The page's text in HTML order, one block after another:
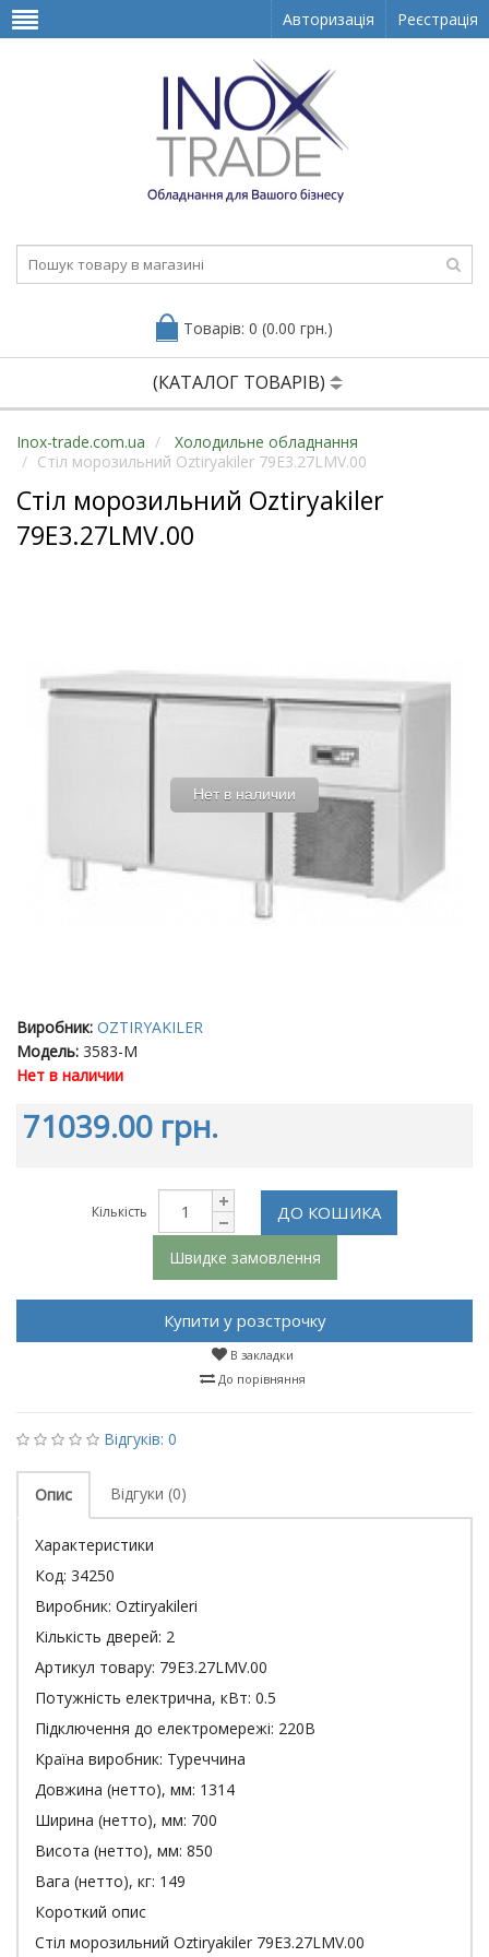
Авторизація Реєстрація
Товарів: 0 (0.00 грн.)
(КАТАЛОГ ТОВАРІВ)
Inox-trade.com.ua
Холодильне обладнання
Стіл морозильний Oztiryakiler 79E3.27LMV.00
Стіл морозильний Oztiryakiler
79E3.27LMV.00
Нет в наличии
Виробник: OZTIRYAKILER
Модель: 3583-M
Нет в наличии
71039.00 грн.
Кількість ДО КОШИКА
Швидке замовлення
Купити у розстрочку
В закладки
До порівняння
Відгуків: 0
Опис Відгуки (0)
Характеристики
Код: 34250
Виробник: Oztiryakileri
Кількість дверей: 2
Артикул товару: 79E3.27LMV.00
Потужність електрична, кВт: 0.5
Підключення до електромережі: 220В
Країна виробник: Туреччина
Довжина (нетто), мм: 1314
Ширина (нетто), мм: 700
Висота (нетто), мм: 850
Вага (нетто), кг: 149
Короткий опис
Стіл морозильний Oztiryakiler 79E3.27LMV.00